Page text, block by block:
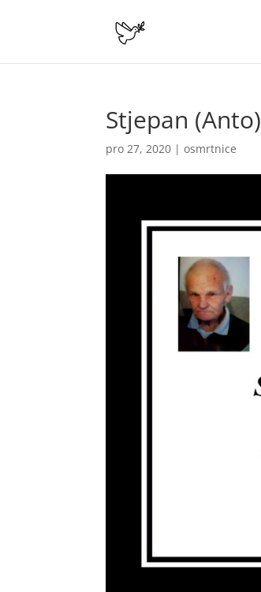
Stjepan
pro 27, 2020 |osmrtnice